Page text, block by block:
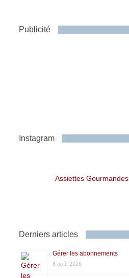
Publicité
Instagram
Assiettes Gourmandes
Derniers articles
Gérer les abonnements
8 août 2026